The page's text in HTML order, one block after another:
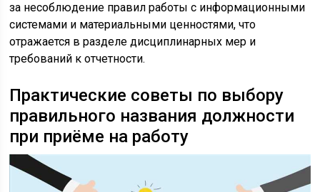
за несоблюдение правил работы с информационными
системами и материальными ценностями, что
отражается в разделе дисциплинарных мер и
требований к отчетности.
Практические советы по выбору
правильного названия должности
при приёме на работу